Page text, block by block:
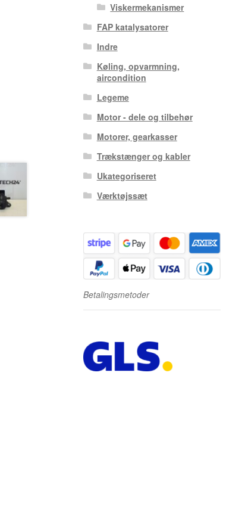
Viskermekanismer
FAP katalysatorer
Indre
Køling, opvarmning,
aircondition
Legeme
Motor - dele og tilbehør
Motorer, gearkasser
Trækstænger og kabler
Ukategoriseret
Værktøjssæt
Betalingsmetoder